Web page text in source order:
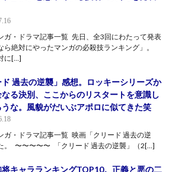
ガ・ドラマ記事一覧 先日、全3回にわたって発表
ら絶対にやったマンガの必殺技ランキング」。
に[…]
ド 過去の逆襲」感想。ロッキーシリーズか
なる決別、ここからのリスタートを意識し
な。風貌がだいぶアポロに似てきた笑
ガ・ドラマ記事一覧 映画「クリード 過去の逆
。 〜〜〜〜〜 「クリード 過去の逆襲」（2[…]
キャラランキングTOP10。正義と悪の二